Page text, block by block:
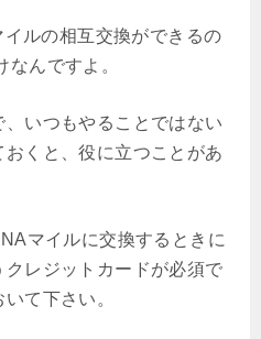
ルの相互交換ができるの
んですよ。
いつもやることではない
くと、役に立つことがあ
マイルに交換するときに
クレジットカードが必須で
て下さい。